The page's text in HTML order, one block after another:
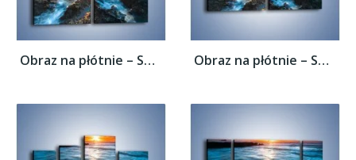
Obraz na płótnie – Spieniony kamienny... Obraz na płótnie – Spieniony kamienny...